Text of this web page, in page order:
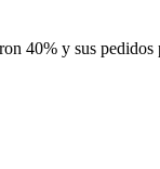
40% y sus